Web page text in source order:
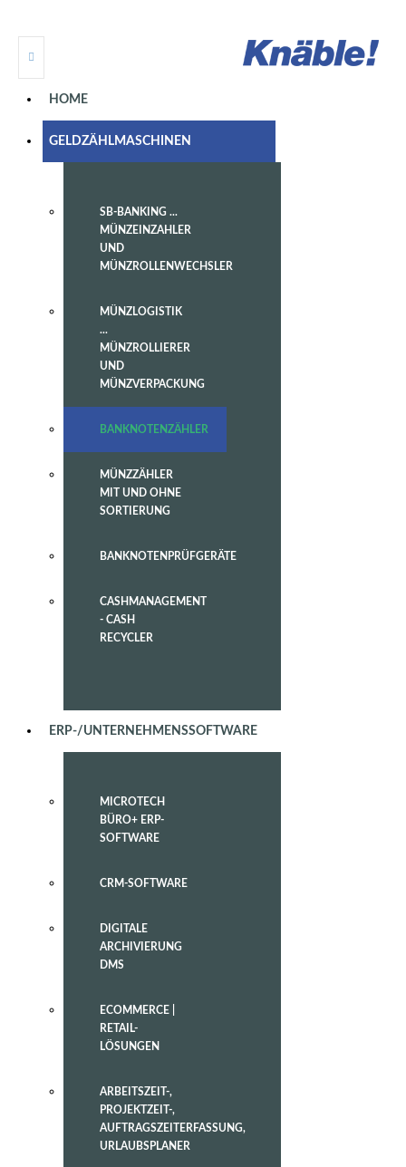
HOME
GELDZÄHLMASCHINEN
SB-BANKING ...
MÜNZEINZAHLER
UND
MÜNZROLLENWECHSLER
MÜNZLOGISTIK
...
MÜNZROLLIERER
UND
MÜNZVERPACKUNG
BANKNOTENZÄHLER
MÜNZZÄHLER
MIT UND OHNE
SORTIERUNG
BANKNOTENPRÜFGERÄTE
CASHMANAGEMENT
- CASH
RECYCLER
ERP-/UNTERNEHMENSSOFTWARE
MICROTECH
BÜRO+ ERP-
SOFTWARE
CRM-SOFTWARE
DIGITALE
ARCHIVIERUNG
DMS
ECOMMERCE |
RETAIL-
LÖSUNGEN
ARBEITSZEIT-,
PROJEKTZEIT-,
AUFTRAGSZEITERFASSUNG,
URLAUBSPLANER